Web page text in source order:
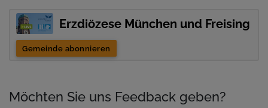
Erzdiözese München und Freising
Gemeinde abonnieren
Möchten Sie uns Feedback geben?